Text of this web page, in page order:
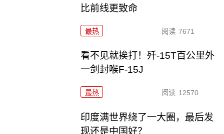
比前线更致命
最热 阅读 7671
看不见就挨打！歼-15T百公里外
一剑封喉F-15J
最热 阅读 12570
印度满世界绕了一大圈，最后发
现还是中国好？